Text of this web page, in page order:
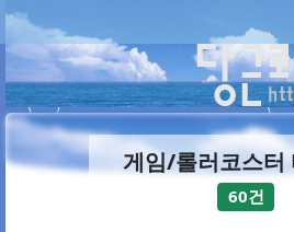
게임/롤러코스터
60건